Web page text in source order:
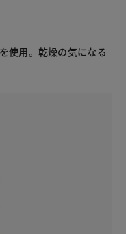
使用。乾燥の気になる